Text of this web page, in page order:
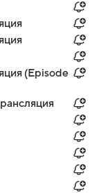
(Episode